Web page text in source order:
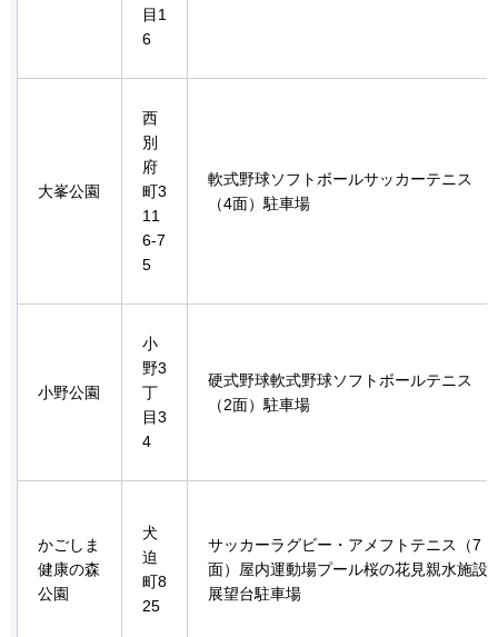
目1
6
大峯公園
西
別
府
町3
11
6-7
5
軟式野球ソフトボールサッカーテニス
（4面）駐車場
小野公園
小
野3
丁
目3
4
硬式野球軟式野球ソフトボールテニス
（2面）駐車場
かごしま
健康の森
公園
犬
迫
町8
25
サッカーラグビー・アメフトテニス（7
面）屋内運動場プール桜の花見親水施設
展望台駐車場